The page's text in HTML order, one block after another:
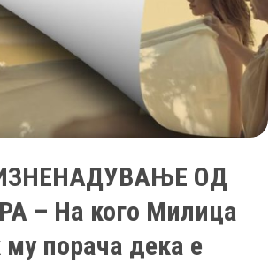
ОД
– На кого Милица
порача дека е